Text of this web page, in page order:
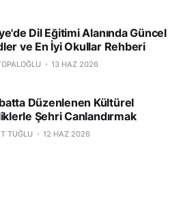
Dil Eğitimi Alanında Güncel
ve En İyi Okullar Rehberi
13 HAZ 2026
Düzenlenen Kültürel
Şehri Canlandırmak
TUĞLU 12 HAZ 2026